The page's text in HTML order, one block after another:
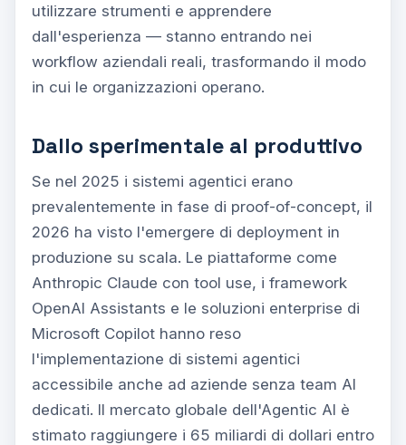
utilizzare strumenti e apprendere
dall'esperienza — stanno entrando nei
workflow aziendali reali, trasformando il modo
in cui le organizzazioni operano.
Dallo sperimentale al produttivo
Se nel 2025 i sistemi agentici erano
prevalentemente in fase di proof-of-concept, il
2026 ha visto l'emergere di deployment in
produzione su scala. Le piattaforme come
Anthropic Claude con tool use, i framework
OpenAI Assistants e le soluzioni enterprise di
Microsoft Copilot hanno reso
l'implementazione di sistemi agentici
accessibile anche ad aziende senza team AI
dedicati. Il mercato globale dell'Agentic AI è
stimato raggiungere i 65 miliardi di dollari entro